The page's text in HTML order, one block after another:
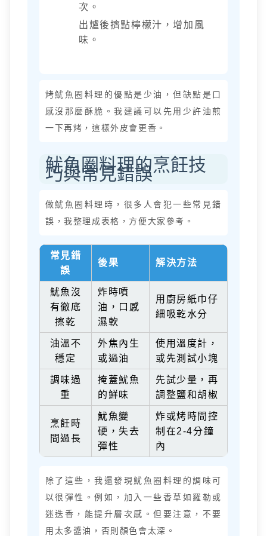
次。
出爐後擠點檸檬汁，增加風
味。
烤魷魚圈料理的優點是少油，但缺點是口
感沒那麼酥脆。我建議可以先用少許油煎
一下再烤，這樣外皮會更香。
魷魚圈料理的烹飪技
巧與常見錯誤
做魷魚圈料理時，很多人會犯一些常見錯
誤，我整理成表格，方便大家參考。
常見錯
誤
後果 解決方法
魷魚沒
有徹底
擦乾
炸時噴
油，口感
濕軟
用廚房紙巾仔
細吸乾水分
油溫不
穩定
外焦內生
或過油
使用溫度計，
或先測試小塊
調味過
重
掩蓋魷魚
的鮮味
先試少量，再
調整鹽和胡椒
烹飪時
間過長
魷魚變
硬，失去
彈性
炸或烤時間控
制在2-4分鐘
內
除了這些，我還發現魷魚圈料理的調味可
以很彈性。例如，加入一些香草如羅勒或
迷迭香，能提升層次感。但要注意，不要
用太多醬油，否則顏色會太深。